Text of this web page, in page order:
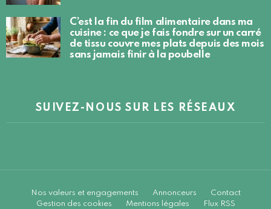
C’est la fin du film alimentaire dans ma
cuisine : ce que je fais fondre sur un carré
de tissu couvre mes plats depuis des mois
sans jamais finir à la poubelle
SUIVEZ-NOUS SUR LES RÉSEAUX
Nos valeurs et engagements Annonceurs
Contact
Gestion des cookies
Mentions légales Flux RSS